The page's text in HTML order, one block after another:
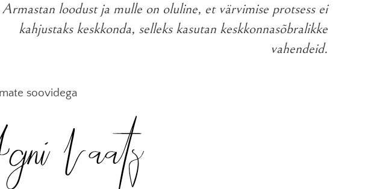
Armastan loodust ja mulle on oluline, et värvimise protsess ei
kahjustaks keskkonda, selleks kasutan keskkonnasõbralikke
vahendeid.
soovidega